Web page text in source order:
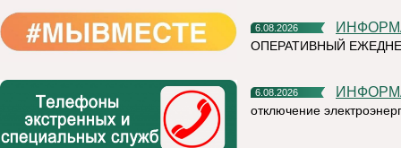
6.08.2026
ОПЕРАТИВНЫЙ
6.08.2026
отключение